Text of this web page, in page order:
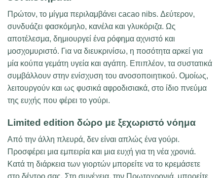
Πρώτον, το μίγμα περιλαμβάνει cacao nibs. Δεύτερον,
συνδυάζει φασκόμηλο, κανέλα και γλυκόριζα. Ως
αποτέλεσμα, δημιουργεί ένα ρόφημα αχνιστό και
μοσχομυριστό. Για να διευκρινίσω, η ποσότητα αρκεί για
μία κούπα γεμάτη υγεία και αγάπη. Επιπλέον, τα συστατικά
συμβάλλουν στην ενίσχυση του ανοσοποιητικού. Ομοίως,
λειτουργούν και ως φυσικά αφροδισιακά, στο ίδιο πνεύμα
της ευχής που φέρει το γούρι.
Limited edition δώρο με ξεχωριστό νόημα
Από την άλλη πλευρά, δεν είναι απλώς ένα γούρι.
Προσφέρει μια εμπειρία και μια ευχή για τη νέα χρονιά.
Κατά τη διάρκεια των γιορτών μπορείτε να το κρεμάσετε